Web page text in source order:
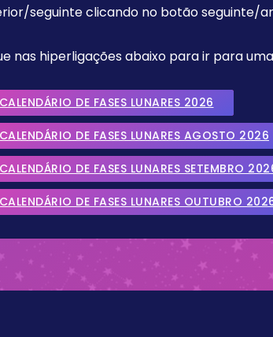
seguinte clicando no botão seguinte/
nas hiperligações abaixo para ir para
DE FASES LUNARES 2026
DE FASES LUNARES AGOSTO 2026
DE FASES LUNARES SETEMBRO
DE FASES LUNARES OUTUBRO